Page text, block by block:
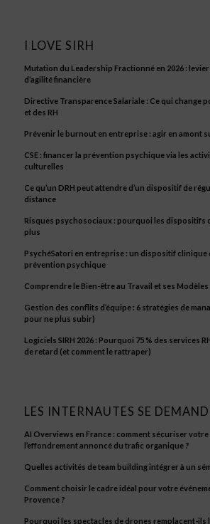
I LOVE SIRH
Mutation du Leadership Fractionné en 2026 :
d’agilité financière
Directive Transparence Salariale : Ce qui change
et des RH
Prévenir le burnout en entreprise : agir en amont
CSE : financer la prévention psychique via les
culturelles
Ce qu’un DRH peut attendre d’un dispositif de
distance
Risques psychosociaux : pourquoi les dispositifs
plus
PsychéSatori en entreprise : un dispositif clinique
prévention psychique
Comprendre le Bien-être au Travail et ses Modèles
Gestion des conflits d’équipe : 6 stratégies de
pour ne plus subir)
Logiciels SIRH 2026 : Pourquoi 75 % des services
de retard (et comment le rattraper)
LES INTERNAUTES SE
AI Overviews en France : comment sécuriser
l’effondrement annoncé du trafic organique ?
Quelles activités de team building intégrer à un
Comment choisir le cadre idéal pour votre
Provence ?
Pourquoi les spectacles de drones remplacent-ils